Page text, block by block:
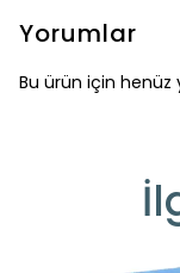
Yorumlar
Bu ürün için henüz